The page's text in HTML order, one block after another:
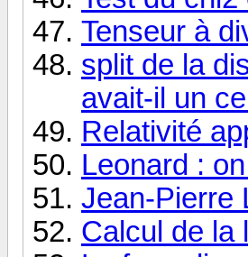
Tenseur à
split de la
avait-il un
Relativité
Leonard :
Jean-Pierre
Calcul de la